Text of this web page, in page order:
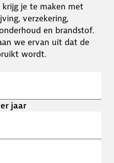
krijg je te maken met
verzekering,
en brandstof.
we ervan uit dat de
wordt.
jaar